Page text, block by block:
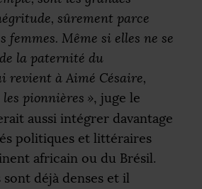
sûrement parce
femmes. Même si elles ne se
la paternité du
revient à Aimé Césaire,
pionnières », juge le
aussi intégrer davantage
politiques et littéraires
africain ou du Brésil.
sont déjà denses et il